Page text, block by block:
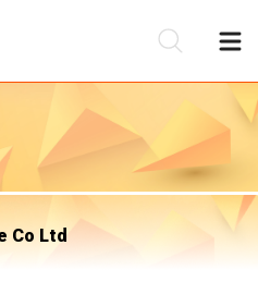
Co Ltd